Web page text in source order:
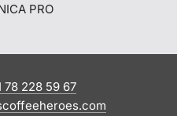
PRO
78 228 59 67